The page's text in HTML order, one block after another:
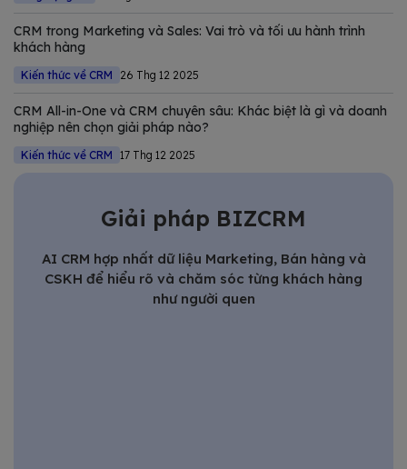
CRM trong Marketing và Sales: Vai trò và tối ưu hành trình
khách hàng
Kiến thức về CRM 26 Thg 12 2025
CRM All-in-One và CRM chuyên sâu: Khác biệt là gì và doanh
nghiệp nên chọn giải pháp nào?
Kiến thức về CRM 17 Thg 12 2025
Giải pháp BIZCRM
AI CRM hợp nhất dữ liệu Marketing, Bán hàng và
CSKH để hiểu rõ và chăm sóc từng khách hàng
như người quen